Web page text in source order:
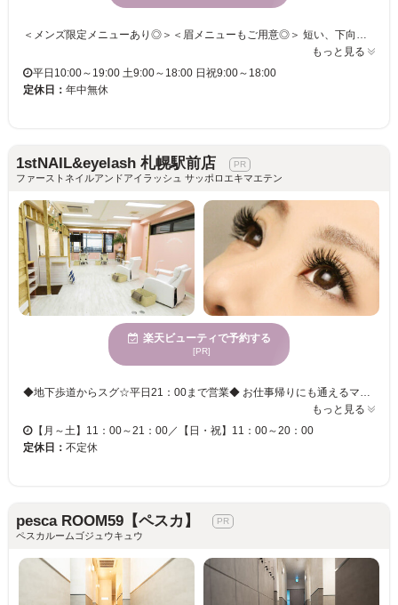
＜メンズ限定メニューあり◎＞＜眉メニューもご用意◎＞ 短い、下向きなど、ボリュームがない・・・まつ毛のお悩みをお聞かせください！！ マツエクが苦手な方には・・・パリジェンヌラッシュリフトはいかがですか？ お悩みをじっくりとヒアリング。オーダーメイドな目元が手に入る◎ オシャレでHappyな毎日を送りませんか？一緒にお客様の魅力を引き出します！アイブロウ/アイブロウWAX/ハリウッドブロウリフト/パリジェンヌ/眉毛カラー/眉毛/まゆ毛/まゆげ/眉毛専門店/アイブロウ専門店/眉毛サロン/まゆげサロン/アイブロウサロン/まつ毛パーマ/まつぱ/まつパ/ラッシュアディクト/V3ファンデーション
もっと見る
平日10:00～19:00 土9:00～18:00 日祝9:00～18:00
定休日： 年中無休
1stNAIL&eyelash 札幌駅前店
ファーストネイルアンドアイラッシュ サッポロエキマエテン
楽天ビューティで予約する
[PR]
もっと見る
【月～土】11：00～21：00／【日・祝】11：00～20：00
定休日： 不定休
pesca ROOM59【ペスカ】
ペスカルームゴジュウキュウ